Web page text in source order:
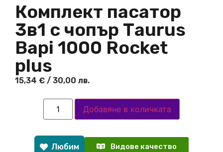
Комплект пасатор
3в1 с чопър Тaurus
Bapi 1000 Rocket
plus
15,34 € / 30,00 лв.
Добавяне в количката
Любим Видове качество